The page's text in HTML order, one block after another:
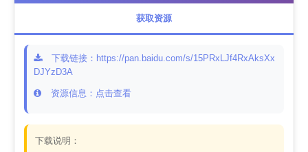
获取资源
下载链接：https://pan.baidu.com/s/15PRxLJf4RxAksXx
DJYzD3A
资源信息：点击查看
下载说明：